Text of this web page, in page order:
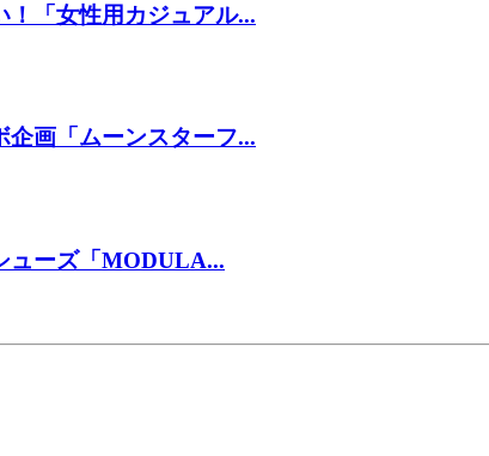
！「女性用カジュアル...
画「ムーンスターフ...
ューズ「MODULA...